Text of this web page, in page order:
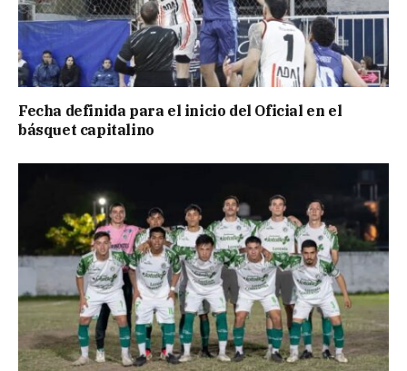
Fecha definida para el inicio del Oficial en el
básquet capitalino